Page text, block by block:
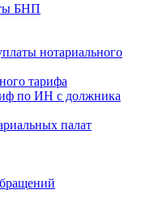
БНП
нотариального
тарифа
по ИН с должника
палат